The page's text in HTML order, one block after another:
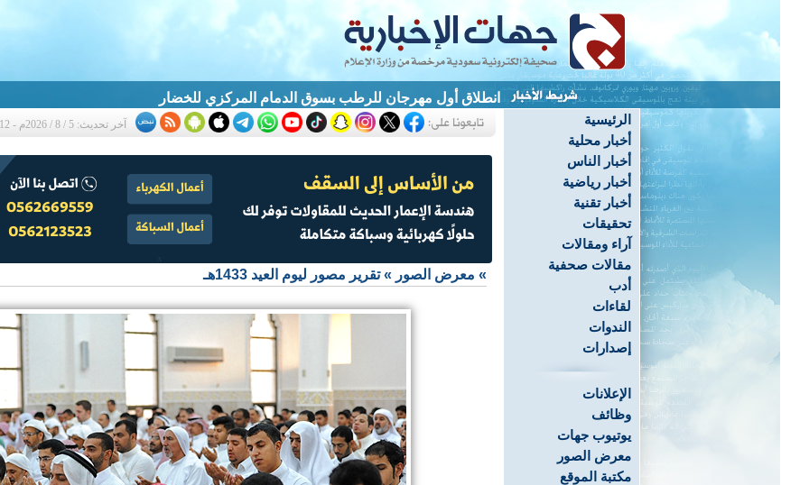
انطلاق أول مهرجان للرطب بسوق الدمام المركزي للخضار
الرئيسية
أخبار محلية
أخبار الناس
أخبار رياضية
أخبار تقنية
تحقيقات
آراء ومقالات
مقالات صحفية
أدب
لقاءات
الندوات
إصدارات
الإعلانات
وظائف
يوتيوب جهات
معرض الصور
مكتبة الموقع
آخر تحديث: 5 / 8 / 2026م - 10:12 م
» معرض الصور »تقرير مصور ليوم العيد 1433هـ